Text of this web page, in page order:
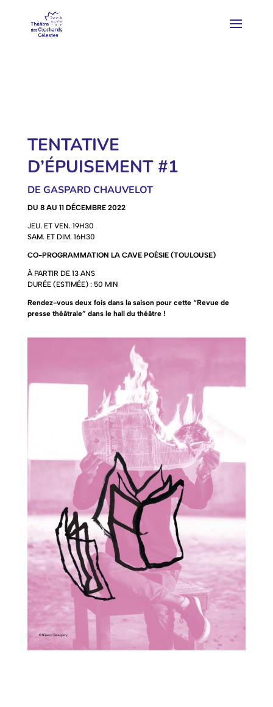
TENTATIVE
D’ÉPUISEMENT #1
DE GASPARD CHAUVELOT
DU 8 AU 11 DÉCEMBRE 2022
JEU. ET VEN. 19H30
SAM. ET DIM. 16H30
CO-PROGRAMMATION LA CAVE POÉSIE (TOULOUSE)
À PARTIR DE 13 ANS
DURÉE (ESTIMÉE) : 50 MIN
Rendez-vous deux fois dans la saison pour cette “Revue de
presse théâtrale” dans le hall du théâtre !